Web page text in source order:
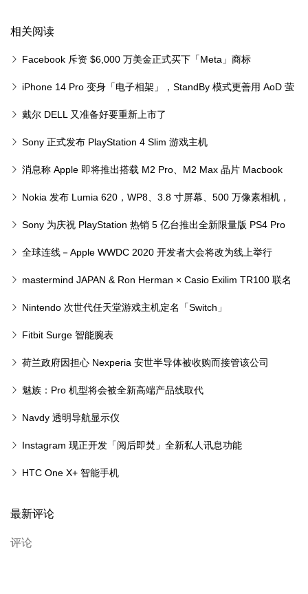
相关阅读
Facebook 斥资 $6,000 万美金正式买下「Meta」商标
iPhone 14 Pro 变身「电子相架」，StandBy 模式更善用 AoD 萤
幕 戴尔 DELL 又准备好要重新上市了
Sony 正式发布 PlayStation 4 Slim 游戏主机
消息称 Apple 即将推出搭载 M2 Pro、M2 Max 晶片 Macbook
ProNokia 发布 Lumia 620，WP8、3.8 寸屏幕、500 万像素相机，
售 249 美元
Sony 为庆祝 PlayStation 热销 5 亿台推出全新限量版 PS4 Pro
全球连线－Apple WWDC 2020 开发者大会将改为线上举行
mastermind JAPAN & Ron Herman × Casio Exilim TR100 联名
相机Nintendo 次世代任天堂游戏主机定名「Switch」
Fitbit Surge 智能腕表
荷兰政府因担心 Nexperia 安世半导体被收购而接管该公司
魅族：Pro 机型将会被全新高端产品线取代
Navdy 透明导航显示仪
Instagram 现正开发「阅后即焚」全新私人讯息功能
HTC One X+ 智能手机
最新评论